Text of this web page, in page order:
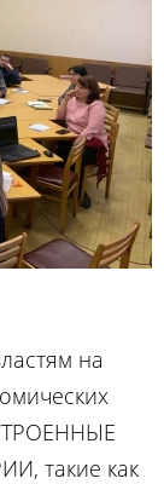
на
такие как